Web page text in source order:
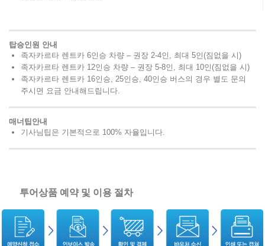
탑승인원 안내
족자카르타 렌트카 6인승 차량 – 권장 2-4인, 최대 5인(짐없을 시)
족자카르타 렌트카 12인승 차량 – 권장 5-8인, 최대 10인(짐없을 시)
족자카르타 렌트카 16인승, 25인승, 40인승 버스의 경우 별도 문의
주시면 요금 안내해드립니다.
매너팁안내
기사님팁은 기본적으로 100% 자율입니다.
투어상품 예약 및 이용 절차